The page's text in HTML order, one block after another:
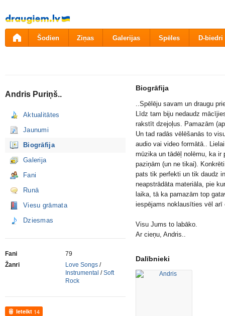
Pāriet
uz
saturu
Šodien Ziņas Galerijas Spēles D-biedri
Andris Puriņš..
Aktualitātes
Jaunumi
Biogrāfija
Galerija
Fani
Runā
Viesu grāmata
Dziesmas
Fani
79
Žanri
Love Songs /
Instrumental /Soft
Rock
Ieteikt 14
Biogrāfija
..Spēlēju savam un draugu
Līdz tam biju nedaudz
rakstīt dzejoļus. Pamazām
Un tad radās vēlēšanās to
audio vai video formātā..
mūzika un tādēļ nolēmu, ka ir
paziņām (un ne tikai).
pats tik perfekti un tik daudz
neapstrādāta materiāla, pie
laika, tā ka pamazām top
iespējams noklausīties vēl arī
Visu Jums to labāko.
Ar cieņu, Andris..
Dalībnieki